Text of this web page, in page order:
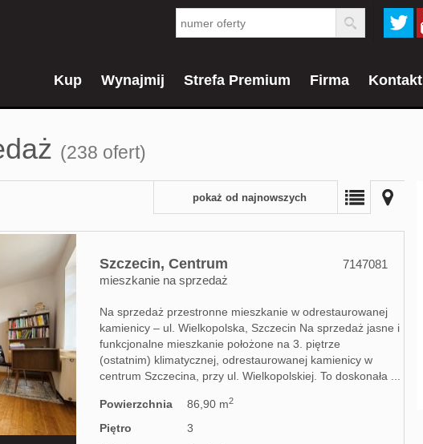
Kup Wynajmij Strefa Premium Firma Kontakt
(238 ofert)
pokaż od najnowszych
Szczecin, Centrum
mieszkanie na sprzedaż
7147081
Na sprzedaż przestronne mieszkanie w odrestaurowanej
kamienicy – ul. Wielkopolska, Szczecin Na sprzedaż jasne i
funkcjonalne mieszkanie położone na 3. piętrze
(ostatnim) klimatycznej, odrestaurowanej kamienicy w
centrum Szczecina, przy ul. Wielkopolskiej. To doskonała ...
Powierzchnia 86,90 m2
Piętro
3